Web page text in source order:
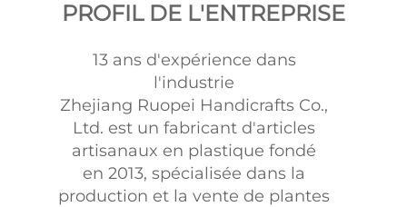
PROFIL DE L'ENTREPRISE
13 ans d'expérience dans
l'industrie
Zhejiang Ruopei Handicrafts Co.,
Ltd. est un fabricant d'articles
artisanaux en plastique fondé
en 2013, spécialisée dans la
production et la vente de plantes